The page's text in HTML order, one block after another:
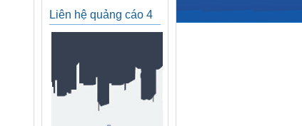
Liên hệ quảng cáo 4